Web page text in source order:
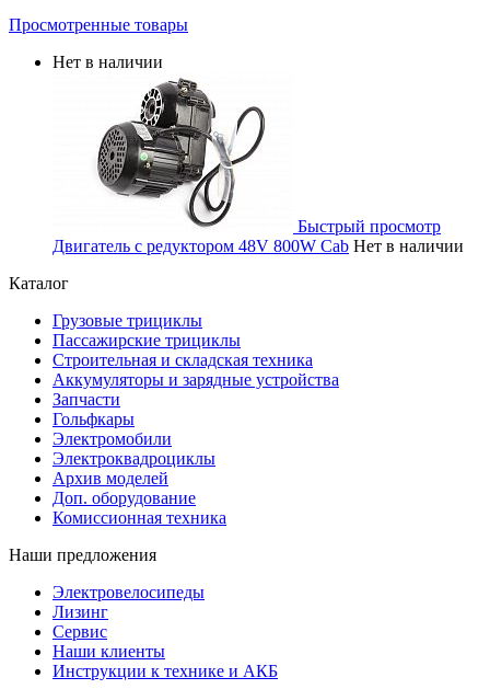
Просмотренные товары
Нет в наличии
Быстрый просмотр
Двигатель с редуктором 48V 800W Cab Нет в наличии
Каталог
Грузовые трициклы
Пассажирские трициклы
Строительная и складская техника
Аккумуляторы и зарядные устройства
Запчасти
Гольфкары
Электромобили
Электроквадроциклы
Архив моделей
Доп. оборудование
Комиссионная техника
Наши предложения
Электровелосипеды
Лизинг
Сервис
Наши клиенты
Инструкции к технике и АКБ